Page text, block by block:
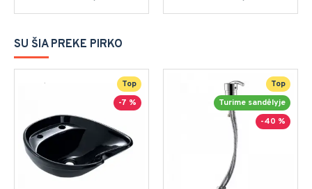
SU ŠIA PREKE PIRKO
Top
-7 %
Top
Turime sandėlyje
-40 %